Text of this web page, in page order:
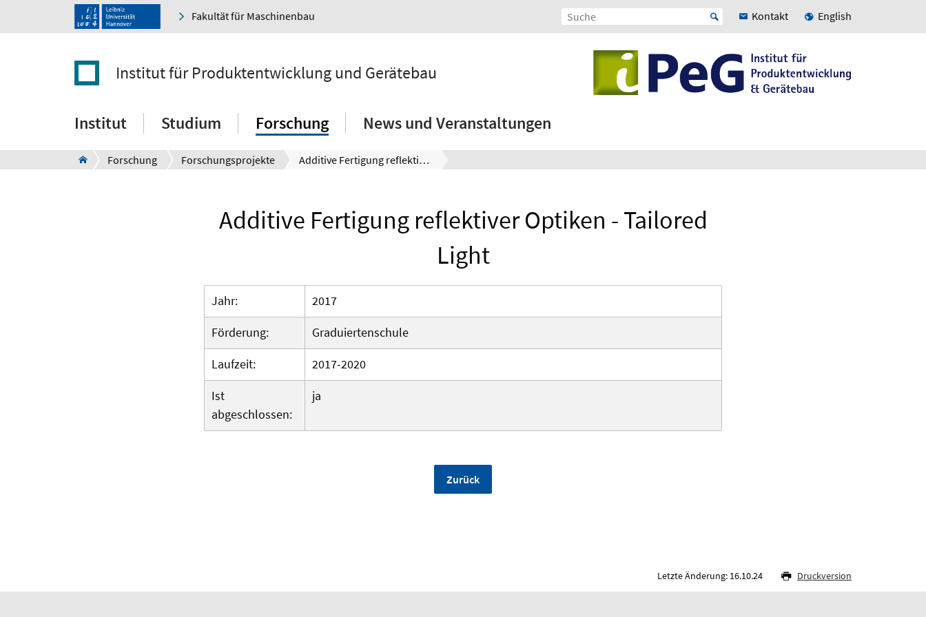
Fakultät für Maschinenbau Kontakt English
Institut für Produktentwicklung und Gerätebau
Institut Studium Forschung News und Veranstaltungen
Forschung Forschungsprojekte Additive Fertigung reflektiver Optiken - Tailored Light
Additive Fertigung reflektiver Optiken - Tailored
Light
Jahr:
2017
Förderung:
Graduiertenschule
Laufzeit:
2017-2020
Ist
abgeschlossen:
ja
Zurück
Letzte Änderung: 16.10.24 Druckversion